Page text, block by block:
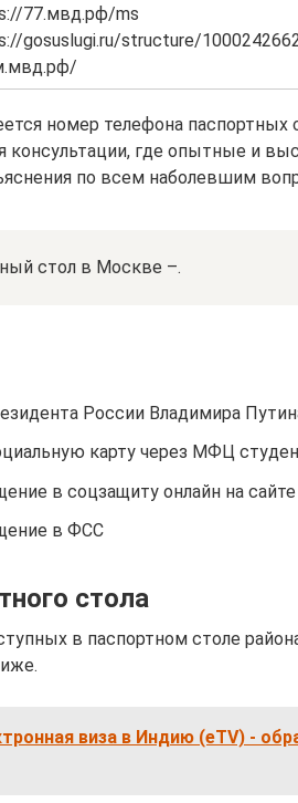
77.мвд.рф/ms
gosuslugi.ru/structure/
номер телефона
консультации, где опытные и
по всем наболевшим
стол в Москве –.
России Владимира
карту через МФЦ
в соцзащиту онлайн на сайте
в ФСС
стола
в паспортном столе
виза в Индию (eTV) -